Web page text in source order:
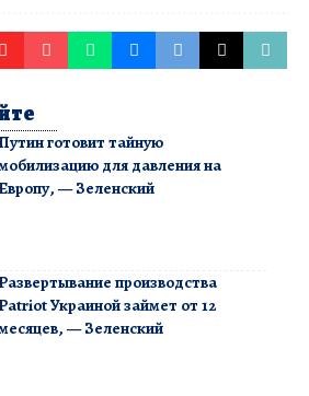
готовит тайную
для давления на
— Зеленский
Развертывание производства
Patriot Украиной займет от 12
— Зеленский